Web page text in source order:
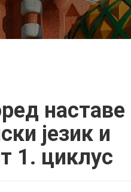
наставе
језик и
1. циклус